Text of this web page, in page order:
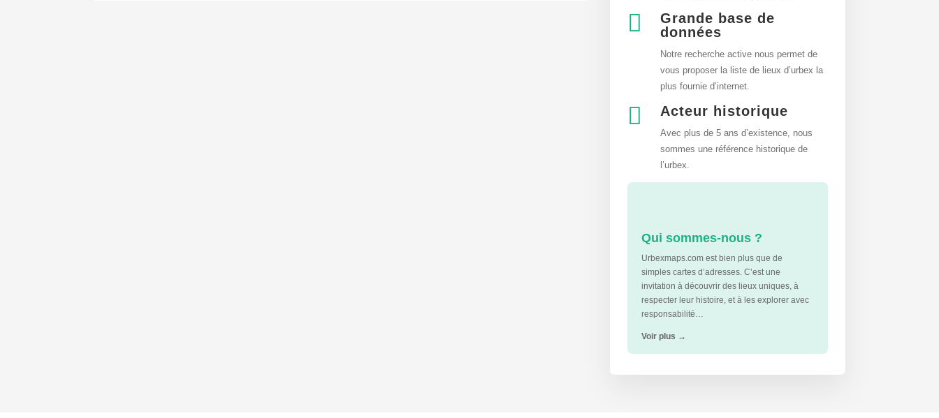

Grande base de
données
Notre recherche active nous permet de
vous proposer la liste de lieux d’urbex la
plus fournie d’internet.
 Acteur historique
Avec plus de 5 ans d’existence, nous
sommes une référence historique de
l’urbex.
Qui sommes-nous ?
Urbexmaps.com est bien plus que de
simples cartes d’adresses. C’est une
invitation à découvrir des lieux uniques, à
respecter leur histoire, et à les explorer avec
responsabilité…
Voir plus →